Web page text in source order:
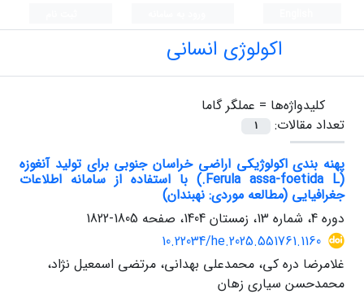
اکولوژی انسانی
کلیدواژه‌ها = عملگر گاما
تعداد مقالات:
1
پهنه بندی اکولوژیکی اراضی خراسان جنوبی برای تولید آنغوزه
(Ferula assa-foetida L.) با استفاده از سامانه اطلاعات
جغرافیایی (مطالعه موردی: نهبندان)
دوره 4، شماره 13، زمستان 1404، صفحه
1805-1822
10.22034/he.2025.551761.1160
غلامرضا دره کی، محمدعلی بهدانی، مرتضی اسمعیل نژاد،
محمدحسن سیاری زهان